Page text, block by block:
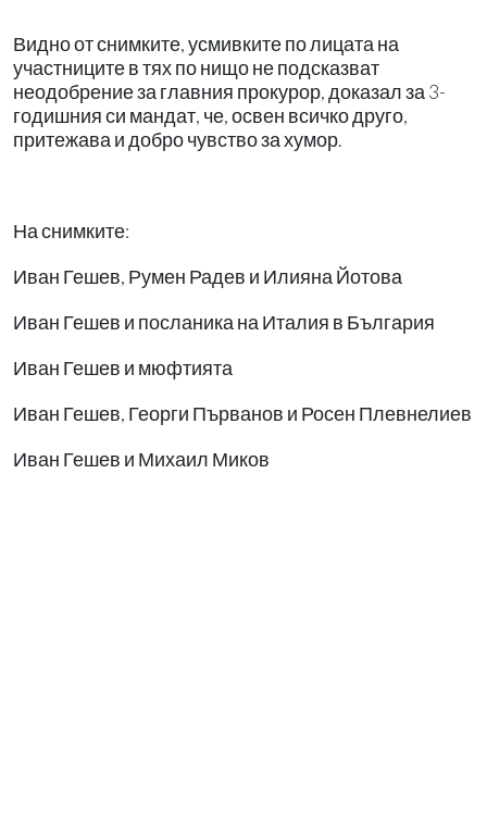
Видно от снимките, усмивките по лицата на
участниците в тях по нищо не подсказват
неодобрение за главния прокурор, доказал за 3-
годишния си мандат, че, освен всичко друго,
притежава и добро чувство за хумор.
На снимките:
Иван Гешев, Румен Радев и Илияна Йотова
Иван Гешев и посланика на Италия в България
Иван Гешев и мюфтията
Иван Гешев, Георги Първанов и Росен Плевнелиев
Иван Гешев и Михаил Миков